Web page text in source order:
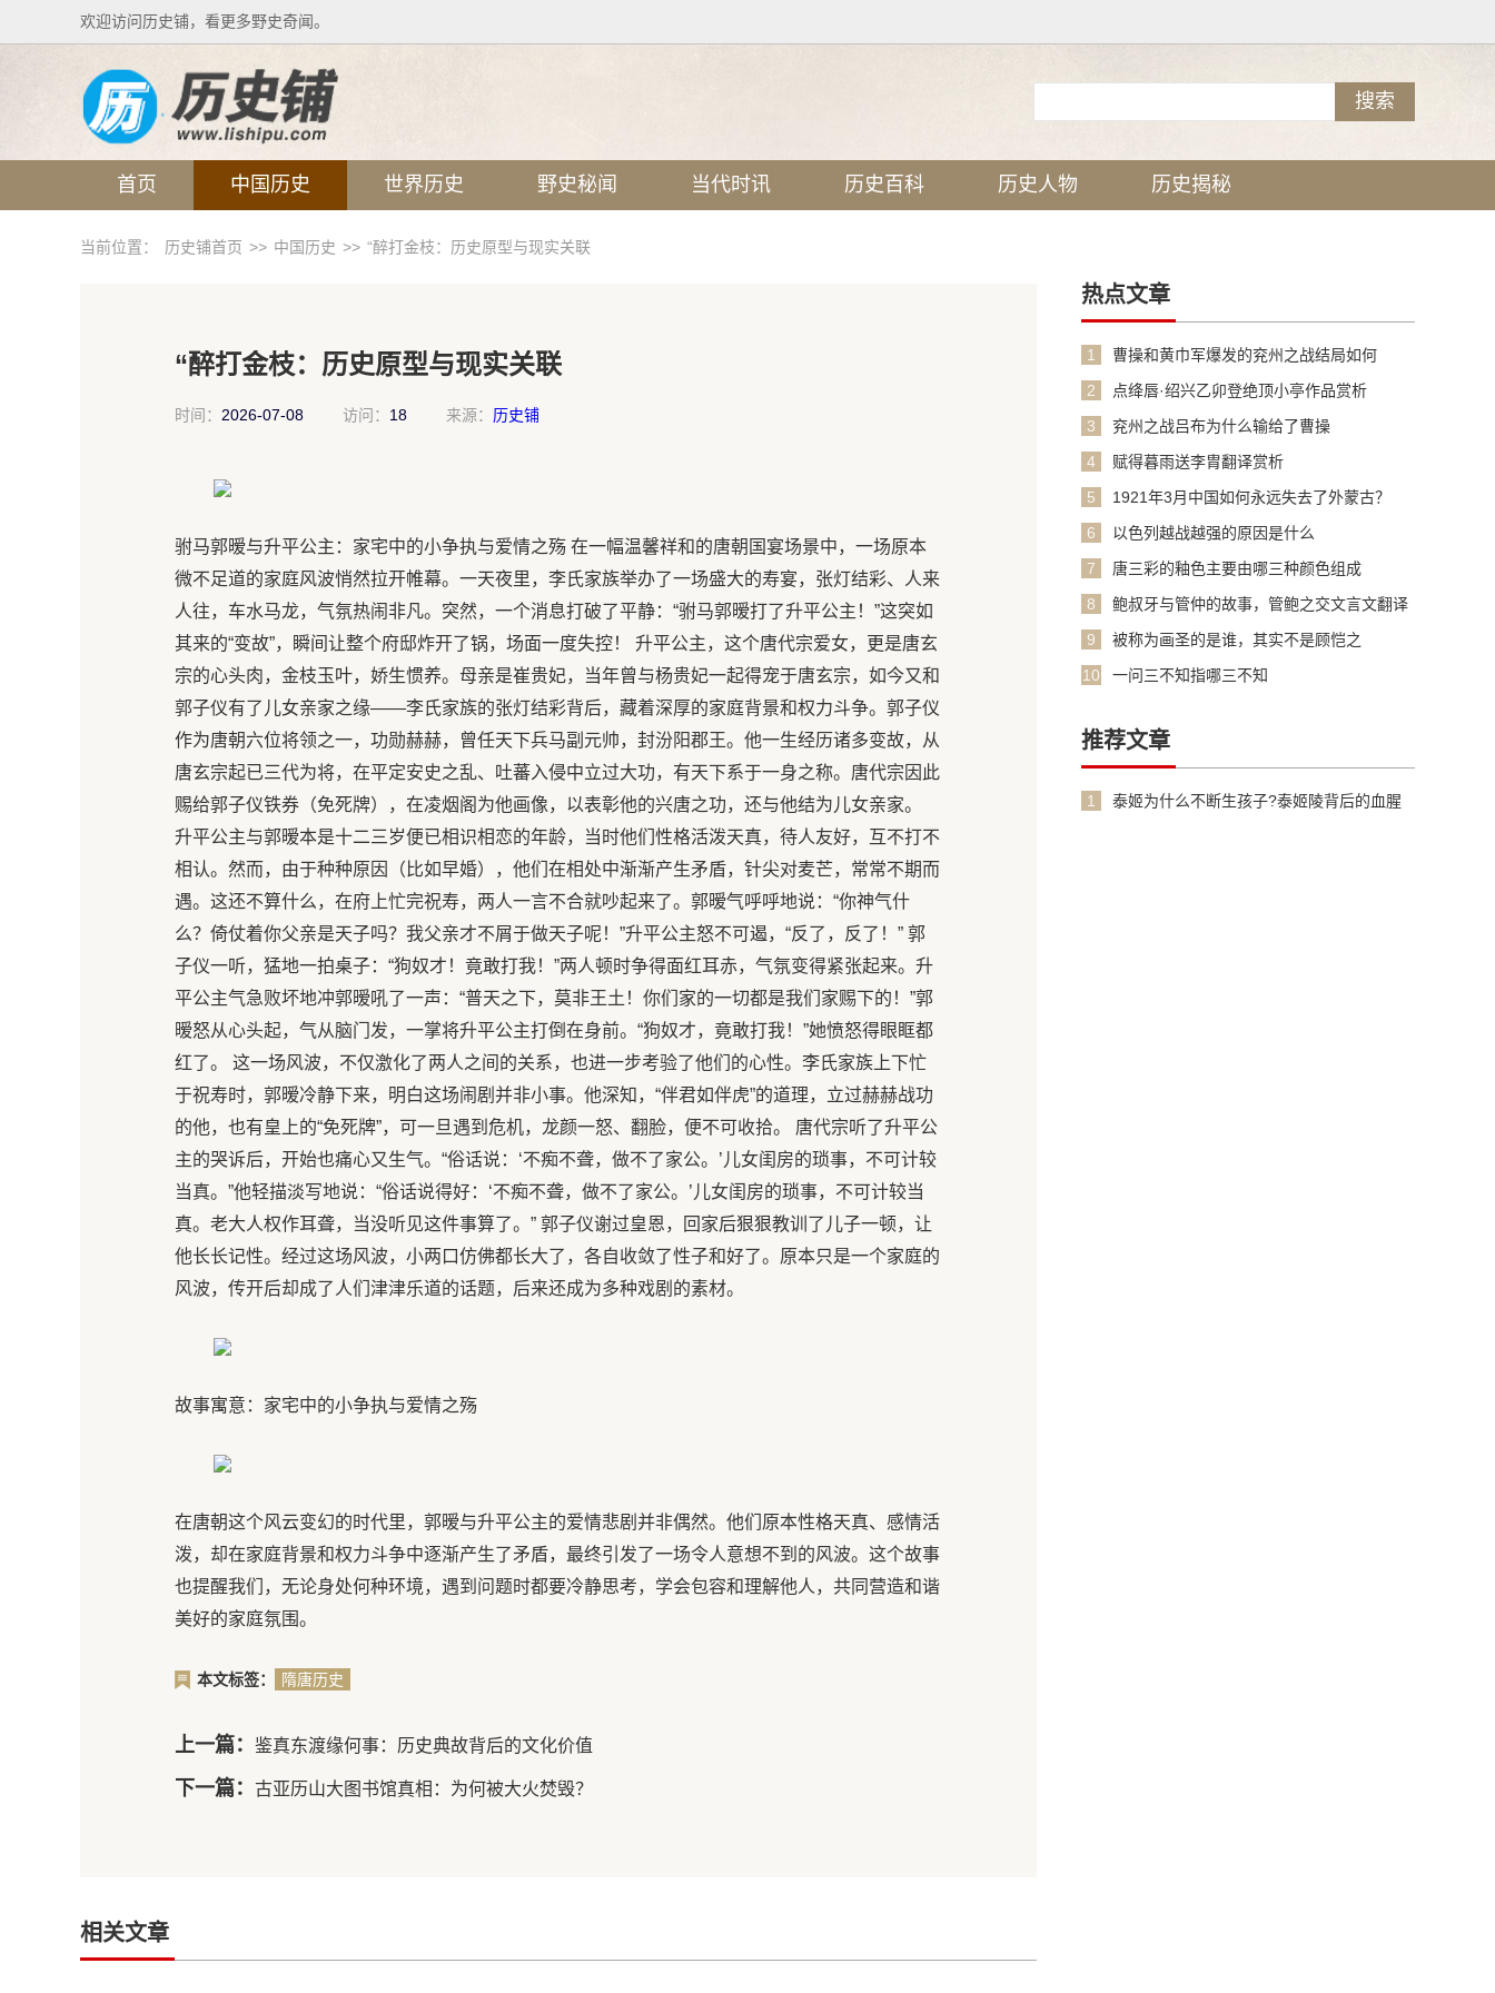
欢迎访问历史铺，看更多野史奇闻。
首页 中国历史 世界历史 野史秘闻 当代时讯 历史百科 历史人物 历史揭秘
当前位置： 历史铺首页 >> 中国历史 >> “醉打金枝：历史原型与现实关联
“醉打金枝：历史原型与现实关联
时间： 2026-07-08 访问： 18 来源： 历史铺
驸马郭暧与升平公主：家宅中的小争执与爱情之殇 在一幅温馨祥和的唐朝国宴场景中，一场原本
微不足道的家庭风波悄然拉开帷幕。一天夜里，李氏家族举办了一场盛大的寿宴，张灯结彩、人来
人往，车水马龙，气氛热闹非凡。突然，一个消息打破了平静：“驸马郭暧打了升平公主！”这突如
其来的“变故”，瞬间让整个府邸炸开了锅，场面一度失控！ 升平公主，这个唐代宗爱女，更是唐玄
宗的心头肉，金枝玉叶，娇生惯养。母亲是崔贵妃，当年曾与杨贵妃一起得宠于唐玄宗，如今又和
郭子仪有了儿女亲家之缘——李氏家族的张灯结彩背后，藏着深厚的家庭背景和权力斗争。郭子仪
作为唐朝六位将领之一，功勋赫赫，曾任天下兵马副元帅，封汾阳郡王。他一生经历诸多变故，从
唐玄宗起已三代为将，在平定安史之乱、吐蕃入侵中立过大功，有天下系于一身之称。唐代宗因此
赐给郭子仪铁券（免死牌），在凌烟阁为他画像，以表彰他的兴唐之功，还与他结为儿女亲家。
升平公主与郭暧本是十二三岁便已相识相恋的年龄，当时他们性格活泼天真，待人友好，互不打不
相认。然而，由于种种原因（比如早婚），他们在相处中渐渐产生矛盾，针尖对麦芒，常常不期而
遇。这还不算什么，在府上忙完祝寿，两人一言不合就吵起来了。郭暧气呼呼地说：“你神气什
么？倚仗着你父亲是天子吗？我父亲才不屑于做天子呢！”升平公主怒不可遏，“反了，反了！” 郭
子仪一听，猛地一拍桌子：“狗奴才！竟敢打我！”两人顿时争得面红耳赤，气氛变得紧张起来。升
平公主气急败坏地冲郭暧吼了一声：“普天之下，莫非王土！你们家的一切都是我们家赐下的！”郭
暧怒从心头起，气从脑门发，一掌将升平公主打倒在身前。“狗奴才，竟敢打我！”她愤怒得眼眶都
红了。 这一场风波，不仅激化了两人之间的关系，也进一步考验了他们的心性。李氏家族上下忙
于祝寿时，郭暧冷静下来，明白这场闹剧并非小事。他深知，“伴君如伴虎”的道理，立过赫赫战功
的他，也有皇上的“免死牌”，可一旦遇到危机，龙颜一怒、翻脸，便不可收拾。 唐代宗听了升平公
主的哭诉后，开始也痛心又生气。“俗话说：‘不痴不聋，做不了家公。’儿女闺房的琐事，不可计较
当真。”他轻描淡写地说：“俗话说得好：‘不痴不聋，做不了家公。’儿女闺房的琐事，不可计较当
真。老大人权作耳聋，当没听见这件事算了。” 郭子仪谢过皇恩，回家后狠狠教训了儿子一顿，让
他长长记性。经过这场风波，小两口仿佛都长大了，各自收敛了性子和好了。原本只是一个家庭的
风波，传开后却成了人们津津乐道的话题，后来还成为多种戏剧的素材。
故事寓意：家宅中的小争执与爱情之殇
在唐朝这个风云变幻的时代里，郭暧与升平公主的爱情悲剧并非偶然。他们原本性格天真、感情活
泼，却在家庭背景和权力斗争中逐渐产生了矛盾，最终引发了一场令人意想不到的风波。这个故事
也提醒我们，无论身处何种环境，遇到问题时都要冷静思考，学会包容和理解他人，共同营造和谐
美好的家庭氛围。
本文标签： 隋唐历史
上一篇： 鉴真东渡缘何事：历史典故背后的文化价值
下一篇： 古亚历山大图书馆真相：为何被大火焚毁？
相关文章
热点文章
1
曹操和黄巾军爆发的兖州之战结局如何
2
点绛唇·绍兴乙卯登绝顶小亭作品赏析
3
兖州之战吕布为什么输给了曹操
4
赋得暮雨送李胄翻译赏析
5
1921年3月中国如何永远失去了外蒙古？
6
以色列越战越强的原因是什么
7
唐三彩的釉色主要由哪三种颜色组成
8
鲍叔牙与管仲的故事，管鲍之交文言文翻译
9
被称为画圣的是谁，其实不是顾恺之
10
一问三不知指哪三不知
推荐文章
1
泰姬为什么不断生孩子?泰姬陵背后的血腥